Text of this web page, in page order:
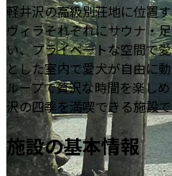
軽井沢の高級別荘地に位置
ヴィラそれぞれにサウナ・
い、プライベートな空間で
とした室内で愛犬が自由に
ループで贅沢な時間を楽し
沢の四季を満喫できる施設
施設の基本情報